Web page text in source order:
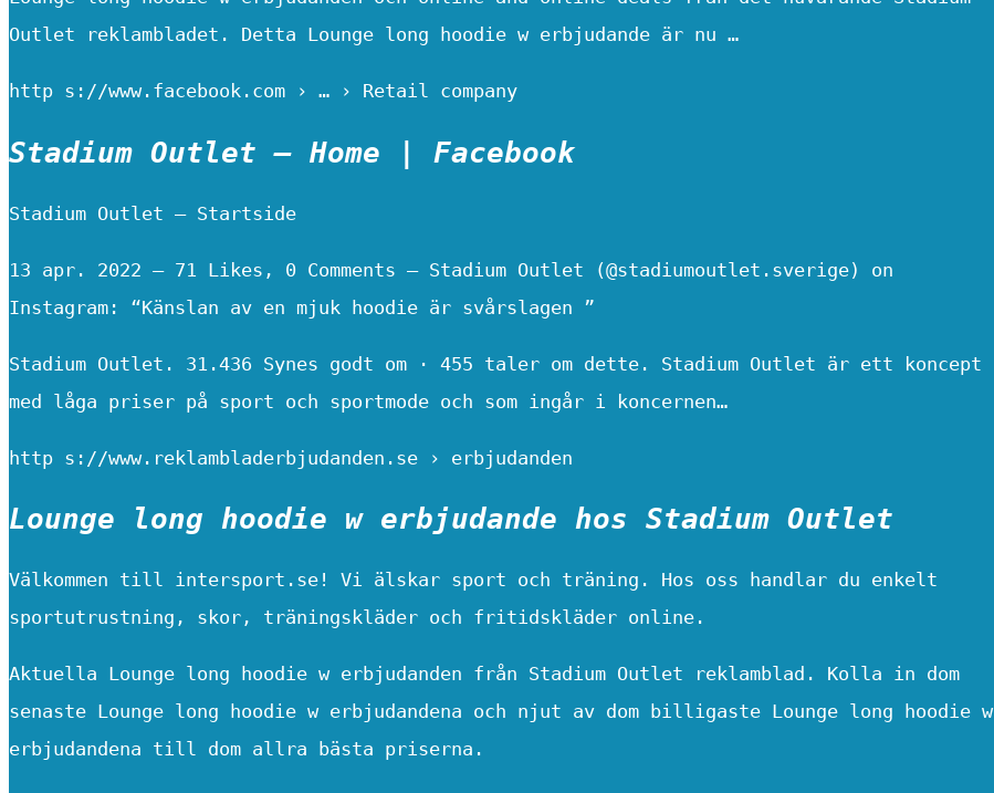
Outlet reklambladet. Detta Lounge long hoodie w erbjudande är nu …
http s://www.facebook.com › … › Retail company
Stadium Outlet – Home | Facebook
Stadium Outlet – Startside
13 apr. 2022 — 71 Likes, 0 Comments – Stadium Outlet (@stadiumoutlet.sverige) on
Instagram: “Känslan av en mjuk hoodie är svårslagen ”
Stadium Outlet. 31.436 Synes godt om · 455 taler om dette. Stadium Outlet är ett koncept
med låga priser på sport och sportmode och som ingår i koncernen…
http s://www.reklambladerbjudanden.se › erbjudanden
Lounge long hoodie w erbjudande hos Stadium Outlet
Välkommen till intersport.se! Vi älskar sport och träning. Hos oss handlar du enkelt
sportutrustning, skor, träningskläder och fritidskläder online.
Aktuella Lounge long hoodie w erbjudanden från Stadium Outlet reklamblad. Kolla in dom
senaste Lounge long hoodie w erbjudandena och njut av dom billigaste Lounge long hoodie w
erbjudandena till dom allra bästa priserna.